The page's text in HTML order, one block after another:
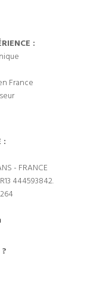
:
France
:
- FRANCE
444593842.